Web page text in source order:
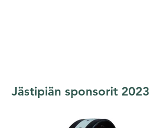
Jästipiän sponsorit 2023